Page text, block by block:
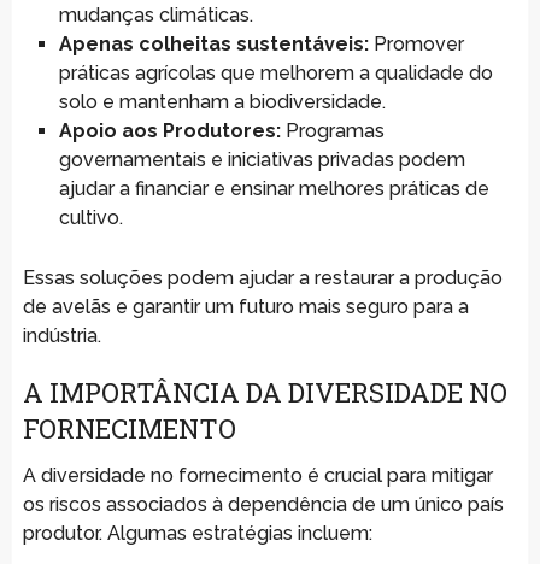
mudanças climáticas.
Apenas colheitas sustentáveis:Promover
práticas agrícolas que melhorem a qualidade do
solo e mantenham a biodiversidade.
Apoio aos Produtores:Programas
governamentais e iniciativas privadas podem
ajudar a financiar e ensinar melhores práticas de
cultivo.
Essas soluções podem ajudar a restaurar a produção
de avelãs e garantir um futuro mais seguro para a
indústria.
A IMPORTÂNCIA DA DIVERSIDADE NO
FORNECIMENTO
A diversidade no fornecimento é crucial para mitigar
os riscos associados à dependência de um único país
produtor. Algumas estratégias incluem: